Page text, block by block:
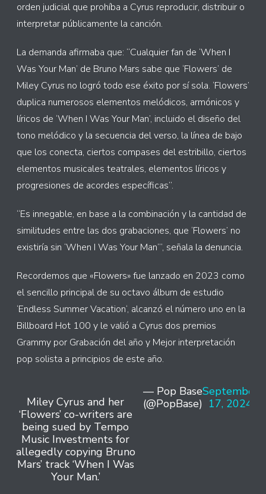
orden judicial que prohíba a Cyrus reproducir, distribuir o
interpretar públicamente la canción.
La demanda afirmaba que: “Cualquier fan de ‘When I
Was Your Man’ de Bruno Mars sabe que ‘Flowers’ de
Miley Cyrus no logró todo ese éxito por sí sola. ‘Flowers’
duplica numerosos elementos melódicos, armónicos y
líricos de ‘When I Was Your Man’, incluido el diseño del
tono melódico y la secuencia del verso, la línea de bajo
que los conecta, ciertos compases del estribillo, ciertos
elementos musicales teatrales, elementos líricos y
progresiones de acordes específicas”.
“Es innegable, en base a la combinación y la cantidad de
similitudes entre las dos grabaciones, que ‘Flowers’ no
existiría sin ‘When I Was Your Man’”, señala la denuncia.
Recordemos que «Flowers» fue lanzado en 2023 como
el sencillo principal de su octavo álbum de estudio
‘Endless Summer Vacation‘, alcanzó el número uno en la
Billboard Hot 100 y le valió a Cyrus dos premios
Grammy por Grabación del año y Mejor interpretación
pop solista a principios de este año.
Miley Cyrus and her
‘Flowers’ co-writers are
being sued by Tempo
Music Investments for
allegedly copying Bruno
Mars’ track ‘When I Was
Your Man.’
— Pop Base
(@PopBase)
September
17, 2024